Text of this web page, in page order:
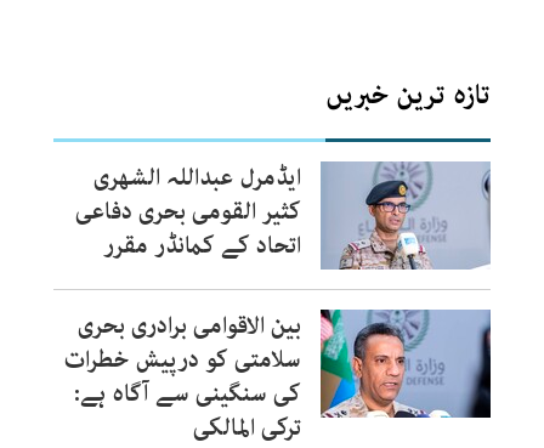
تازہ ترین خبریں
ایڈمرل عبداللہ الشھری
کثیر القومی بحری دفاعی
اتحاد کے کمانڈر مقرر
بین الاقوامی برادری بحری
سلامتی کو درپیش خطرات
کی سنگینی سے آگاہ ہے:
ترکی المالکی